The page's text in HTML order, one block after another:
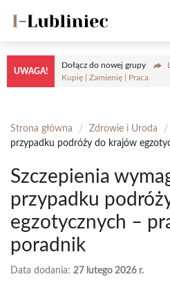
treści
UWAGA!
Dołącz do nowej grupy
Kupię | Zamienię | Praca
Strona główna / Zdrowie i Uroda /
przypadku podróży do krajów
Szczepienia
przypadku
egzotycznych –
poradnik
Data dodania: 27 lutego 2026 r.